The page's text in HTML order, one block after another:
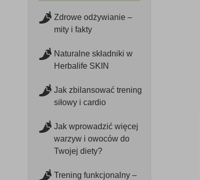
Zdrowe odżywianie –
mity i fakty
Naturalne składniki w
Herbalife SKIN
Jak zbilansować trening
siłowy i cardio
Jak wprowadzić więcej
warzyw i owoców do
Twojej diety?
Trening funkcjonalny –